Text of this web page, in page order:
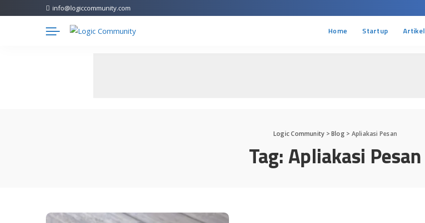
info@logiccommunity.com
Home Startup Artikel
Logic Community >Blog> Apliakasi Pesan
Tag:Apliakasi Pesan